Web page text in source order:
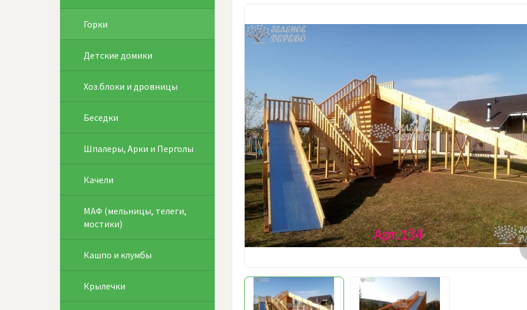
Горки
Детские домики
Хоз.блоки и дровницы
Беседки
Шпалеры, Арки и Перголы
Качели
МАФ (мельницы, телеги,
мостики)
Кашпо и клумбы
Крылечки